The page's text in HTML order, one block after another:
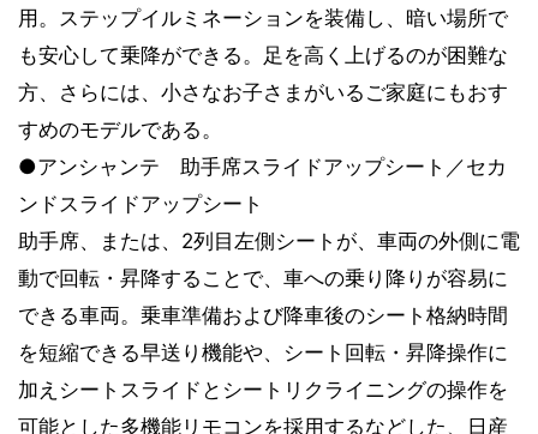
用。ステップイルミネーションを装備し、暗い場所で
も安心して乗降ができる。足を高く上げるのが困難な
方、さらには、小さなお子さまがいるご家庭にもおす
すめのモデルである。
●アンシャンテ 助手席スライドアップシート／セカ
ンドスライドアップシート
助手席、または、2列目左側シートが、車両の外側に電
動で回転・昇降することで、車への乗り降りが容易に
できる車両。乗車準備および降車後のシート格納時間
を短縮できる早送り機能や、シート回転・昇降操作に
加えシートスライドとシートリクライニングの操作を
可能とした多機能リモコンを採用するなどした、日産